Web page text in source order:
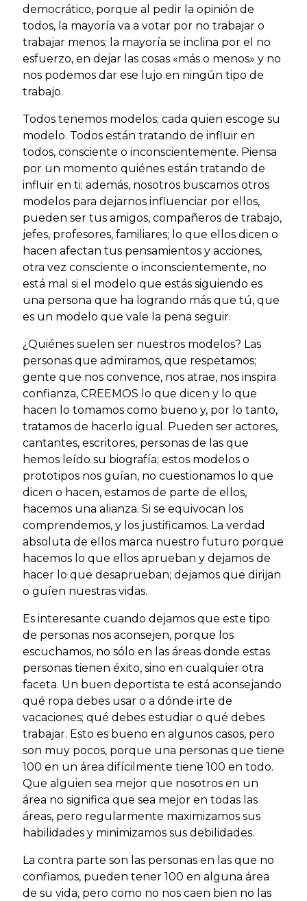
democrático, porque al pedir la opinión de
todos, la mayoría va a votar por no trabajar o
trabajar menos; la mayoría se inclina por el no
esfuerzo, en dejar las cosas «más o menos» y no
nos podemos dar ese lujo en ningún tipo de
trabajo.
Todos tenemos modelos; cada quien escoge su
modelo. Todos están tratando de influir en
todos, consciente o inconscientemente. Piensa
por un momento quiénes están tratando de
influir en ti; además, nosotros buscamos otros
modelos para dejarnos influenciar por ellos,
pueden ser tus amigos, compañeros de trabajo,
jefes, profesores, familiares; lo que ellos dicen o
hacen afectan tus pensamientos y acciones,
otra vez consciente o inconscientemente, no
está mal si el modelo que estás siguiendo es
una persona que ha logrando más que tú, que
es un modelo que vale la pena seguir.
¿Quiénes suelen ser nuestros modelos? Las
personas que admiramos, que respetamos;
gente que nos convence, nos atrae, nos inspira
confianza, CREEMOS lo que dicen y lo que
hacen lo tomamos como bueno y, por lo tanto,
tratamos de hacerlo igual. Pueden ser actores,
cantantes, escritores, personas de las que
hemos leído su biografía; estos modelos o
prototipos nos guían, no cuestionamos lo que
dicen o hacen, estamos de parte de ellos,
hacemos una alianza. Si se equivocan los
comprendemos, y los justificamos. La verdad
absoluta de ellos marca nuestro futuro porque
hacemos lo que ellos aprueban y dejamos de
hacer lo que desaprueban; dejamos que dirijan
o guíen nuestras vidas.
Es interesante cuando dejamos que este tipo
de personas nos aconsejen, porque los
escuchamos, no sólo en las áreas donde estas
personas tienen éxito, sino en cualquier otra
faceta. Un buen deportista te está aconsejando
qué ropa debes usar o a dónde irte de
vacaciones; qué debes estudiar o qué debes
trabajar. Esto es bueno en algunos casos, pero
son muy pocos, porque una personas que tiene
100 en un área difícilmente tiene 100 en todo.
Que alguien sea mejor que nosotros en un
área no significa que sea mejor en todas las
áreas, pero regularmente maximizamos sus
habilidades y minimizamos sus debilidades.
La contra parte son las personas en las que no
confiamos, pueden tener 100 en alguna área
de su vida, pero como no nos caen bien no las